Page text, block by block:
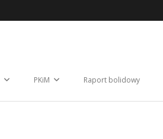
PKiM Raport bolidowy